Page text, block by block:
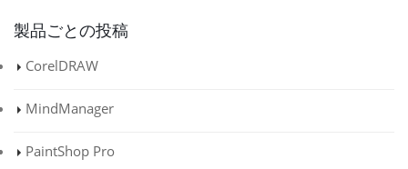
製品ごとの投稿
CorelDRAW
MindManager
PaintShop Pro